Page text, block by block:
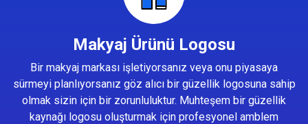
Makyaj Ürünü Logosu
Bir makyaj markası işletiyorsanız veya onu piyasaya
sürmeyi planlıyorsanız göz alıcı bir güzellik logosuna sahip
olmak sizin için bir zorunluluktur. Muhteşem bir güzellik
kaynağı logosu oluşturmak için profesyonel amblem